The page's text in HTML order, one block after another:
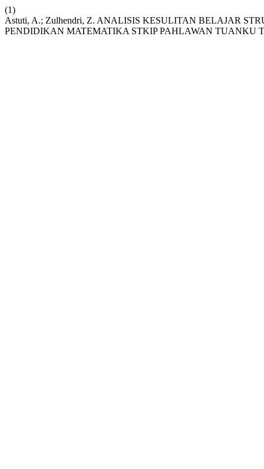
(1)
Astuti, A.; Zulhendri, Z. ANALISIS KESULITAN BELAJAR
PENDIDIKAN MATEMATIKA STKIP PAHLAWAN TUANKU